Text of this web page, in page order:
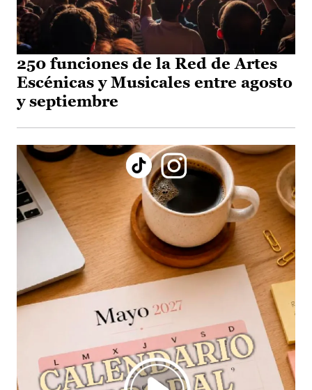
250 funciones de la Red de Artes
Escénicas y Musicales entre agosto
y septiembre